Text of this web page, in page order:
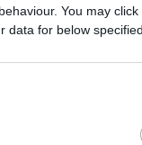
You may
data for below